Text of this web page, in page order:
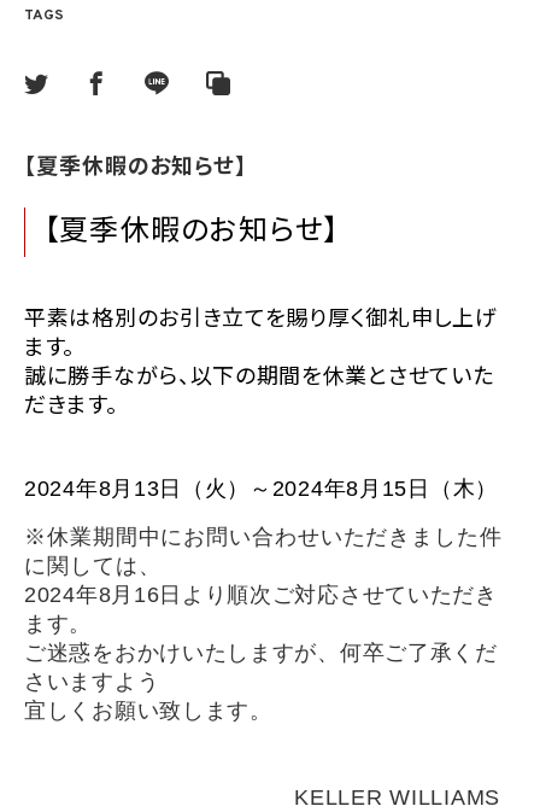
TAGS
【夏季休暇のお知らせ】
【夏季休暇のお知らせ】
平素は格別のお引き立てを賜り厚く御礼申し上げ
ます。
誠に勝手ながら、以下の期間を休業とさせていた
だきます。
2024年8月13日（火）～2024年8月15日（木）
※休業期間中にお問い合わせいただきました件
に関しては、
2024年8月16日より順次ご対応させていただき
ます。
ご迷惑をおかけいたしますが、何卒ご了承くだ
さいますよう
宜しくお願い致します。
KELLER WILLIAMS